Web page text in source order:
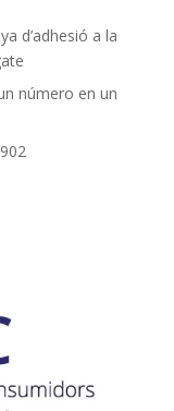
d’adhesió a la
número en un